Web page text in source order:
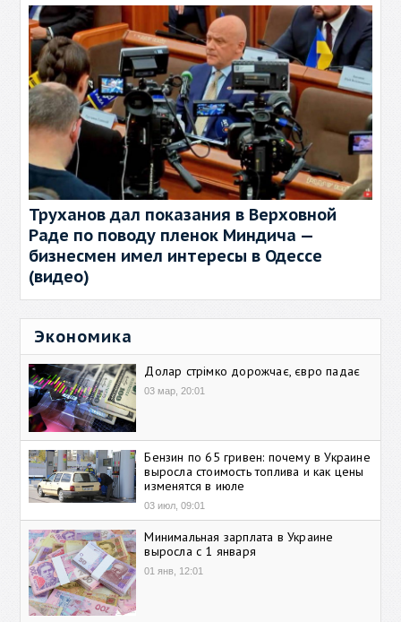
Труханов дал показания в Верховной
Раде по поводу пленок Миндича —
бизнесмен имел интересы в Одессе
(видео)
Экономика
Долар стрімко дорожчає, євро падає
03 мар, 20:01
Бензин по 65 гривен: почему в Украине
выросла стоимость топлива и как цены
изменятся в июле
03 июл, 09:01
Минимальная зарплата в Украине
выросла с 1 января
01 янв, 12:01